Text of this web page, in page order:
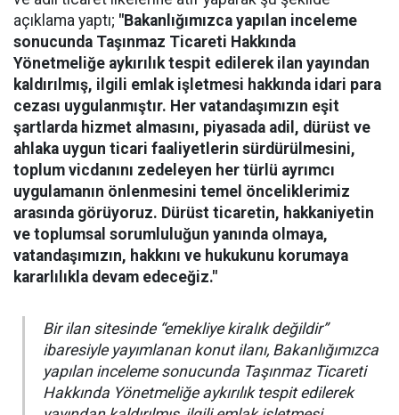
açıklama yaptı; "Bakanlığımızca yapılan inceleme
sonucunda Taşınmaz Ticareti Hakkında
Yönetmeliğe aykırılık tespit edilerek ilan yayından
kaldırılmış, ilgili emlak işletmesi hakkında idari para
cezası uygulanmıştır. Her vatandaşımızın eşit
şartlarda hizmet almasını, piyasada adil, dürüst ve
ahlaka uygun ticari faaliyetlerin sürdürülmesini,
toplum vicdanını zedeleyen her türlü ayrımcı
uygulamanın önlenmesini temel önceliklerimiz
arasında görüyoruz. Dürüst ticaretin, hakkaniyetin
ve toplumsal sorumluluğun yanında olmaya,
vatandaşımızın, hakkını ve hukukunu korumaya
kararlılıkla devam edeceğiz."
Bir ilan sitesinde “emekliye kiralık değildir”
ibaresiyle yayımlanan konut ilanı, Bakanlığımızca
yapılan inceleme sonucunda Taşınmaz Ticareti
Hakkında Yönetmeliğe aykırılık tespit edilerek